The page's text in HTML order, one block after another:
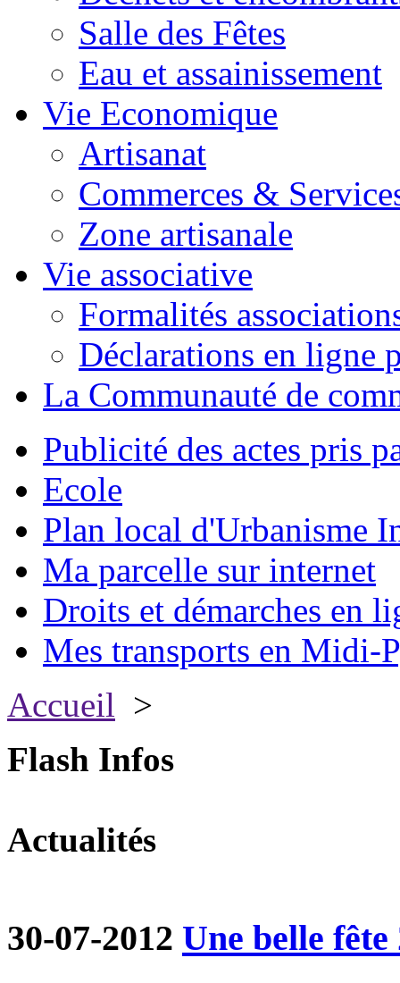
Salle des Fêtes
Eau et assainissement
Vie Economique
Artisanat
Commerces &
Zone artisanale
Vie associative
Formalités
Déclarations en ligne
La Communauté de
Publicité des actes pris
Ecole
Plan local d'Urbanisme
Ma parcelle sur internet
Droits et démarches en
Mes transports en Midi-
Accueil >
Flash Infos
Actualités
30-07-2012 Une belle fête